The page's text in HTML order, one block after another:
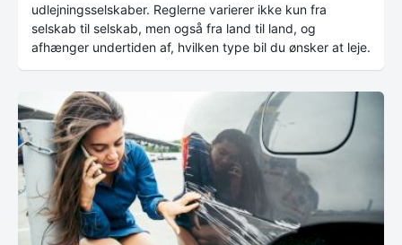
udlejningsselskaber. Reglerne varierer ikke kun fra
selskab til selskab, men også fra land til land, og
afhænger undertiden af, hvilken type bil du ønsker at leje.